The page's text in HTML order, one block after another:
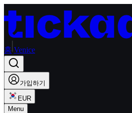
홈 Venice
가입하기
EUR
Menu